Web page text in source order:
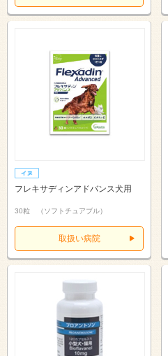
フレキサディンアドバンス犬用
30粒 （ソフトチュアブル）
取扱い病院